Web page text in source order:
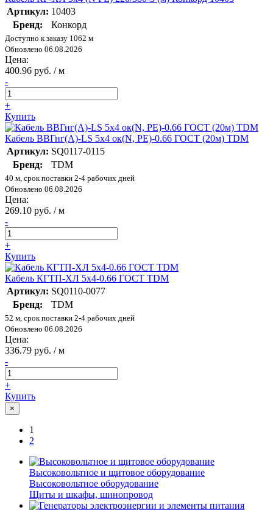
Артикул: 10403
Бренд:
Конкорд
Доступно к заказу 1062 м
Обновлено 06.08.2026
Цена:
400.96 руб. / м
-
+
Купить
Кабель ВВГнг(А)-LS 5х4 ок(N, PE)-0.66 ГОСТ (20м) TDM
Артикул: SQ0117-0115
Бренд:
TDM
40 м, срок поставки 2-4 рабочих дней
Обновлено 06.08.2026
Цена:
269.10 руб. / м
-
+
Купить
Кабель КГТП-ХЛ 5х4-0.66 ГОСТ TDM
Артикул: SQ0110-0077
Бренд:
TDM
52 м, срок поставки 2-4 рабочих дней
Обновлено 06.08.2026
Цена:
336.79 руб. / м
-
+
Купить
×
1
2
Высоковольтное и щитовое оборудование
Высоковольтное оборудование
Щиты и шкафы, шинопровод